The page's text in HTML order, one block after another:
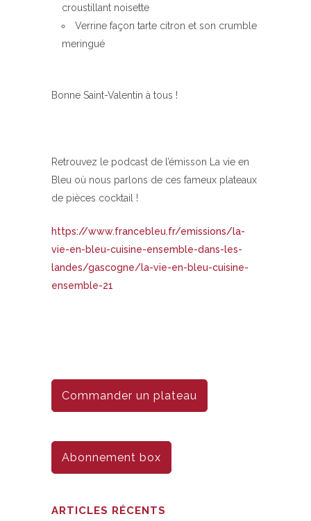
croustillant noisette
Verrine façon tarte citron et son crumble
meringué
Bonne Saint-Valentin à tous !
Retrouvez le podcast de l’émisson La vie en
Bleu où nous parlons de ces fameux plateaux
de pièces cocktail !
https://www.francebleu.fr/emissions/la-
vie-en-bleu-cuisine-ensemble-dans-les-
landes/gascogne/la-vie-en-bleu-cuisine-
ensemble-21
Commander un plateau
Abonnement box
ARTICLES RÉCENTS